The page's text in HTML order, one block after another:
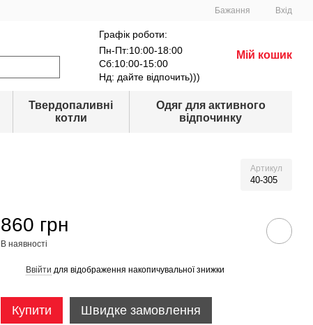
Бажання Вхід
Графік роботи:
Пн-Пт:10:00-18:00
Сб:10:00-15:00
Нд: дайте відпочить)))
Мій кошик
Твердопаливні
котли
Одяг для активного
відпочинку
Артикул
40-305
860 грн
В наявності
Ввійти для відображення накопичувальної знижки
Купити Швидке замовлення